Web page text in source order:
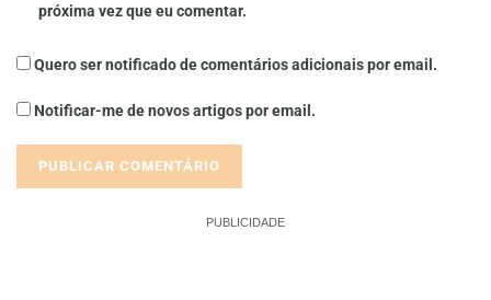
próxima vez que eu comentar.
Quero ser notificado de comentários adicionais por email.
Notificar-me de novos artigos por email.
PUBLICIDADE